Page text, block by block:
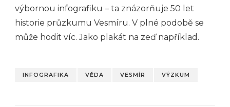
výbornou infografiku – ta znázorňuje 50 let
historie průzkumu Vesmíru. V plné podobě se
může hodit víc. Jako plakát na zeď například.
INFOGRAFIKA VĚDA VESMÍR VÝZKUM